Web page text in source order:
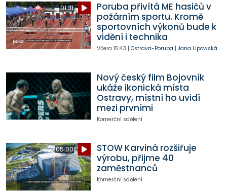
01:31
Poruba přivítá ME hasičů v
požárním sportu. Kromě
sportovních výkonů bude k
vidění i technika
Včera 15:43 | Ostrava-Poruba | Jana Lipowská
Nový český film Bojovník
ukáže ikonická místa
Ostravy, místní ho uvidí
mezi prvními
Komerční sdělení
05:00
STOW Karviná rozšiřuje
výrobu, přijme 40
zaměstnanců
Komerční sdělení